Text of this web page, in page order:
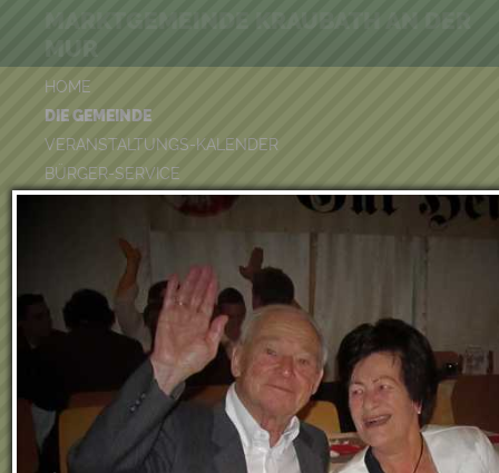
HOME
DIE GEMEINDE
VERANSTALTUNGS-KALENDER
BÜRGER-SERVICE
FREIZEIT & TOURISMUS
WIRTSCHAFT
VEREINE
KINDERGARTEN & KINDERKRIPPE
VOLKSSCHULE
FEUERWEHR
DUATHLON 2026
POOLKALENDER
MUR